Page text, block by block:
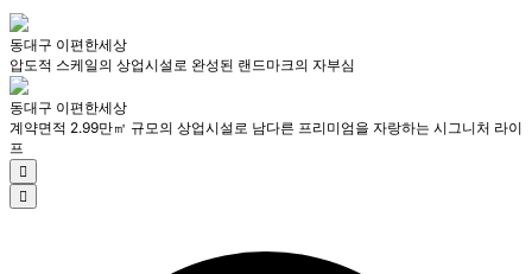
동대구 이편한세상
압도적 스케일의 상업시설로 완성된 랜드마크의 자부심
동대구 이편한세상
계약면적 2.99만㎡ 규모의 상업시설로 남다른 프리미엄을 자랑하는 시그니처 라이
프